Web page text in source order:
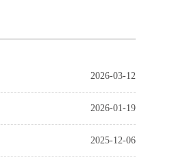
2026-03-12
2026-01-19
2025-12-06